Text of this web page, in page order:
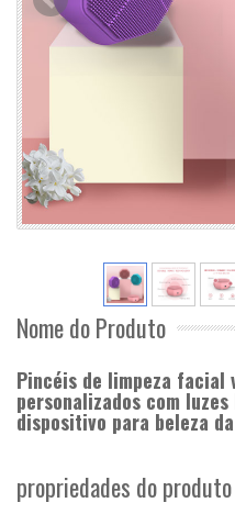
Nome do Produto
Pincéis de limpeza facial
personalizados com
dispositivo para beleza
propriedades do produto